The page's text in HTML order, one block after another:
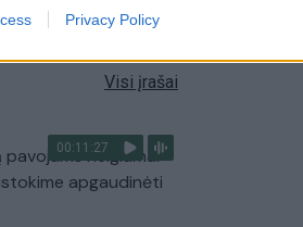
Privacy Policy
Visi įrašai
00:11:27neigiamai
apgaudinėti